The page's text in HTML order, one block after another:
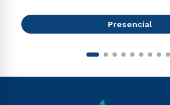
Presencial